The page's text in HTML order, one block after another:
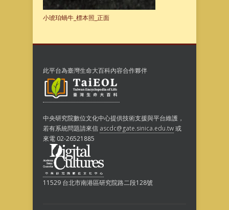
小琥珀蝸牛_標本照_正面
此平台為臺灣生命大百科內容合作夥伴
中央研究院數位文化中心提供技術支援與平台維護，
若有系統問題請來信 ascdc@gate.sinica.edu.tw或
來電 02-26521885
11529 台北市南港區研究院路二段128號